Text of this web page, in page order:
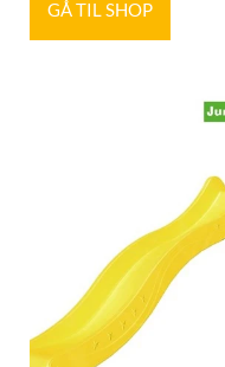
GÅ TIL SHOP